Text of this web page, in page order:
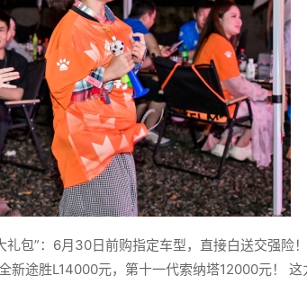
礼包”：6月30日前购指定车型，直接白送交强险
新途胜L14000元，第十一代索纳塔12000元！ 这